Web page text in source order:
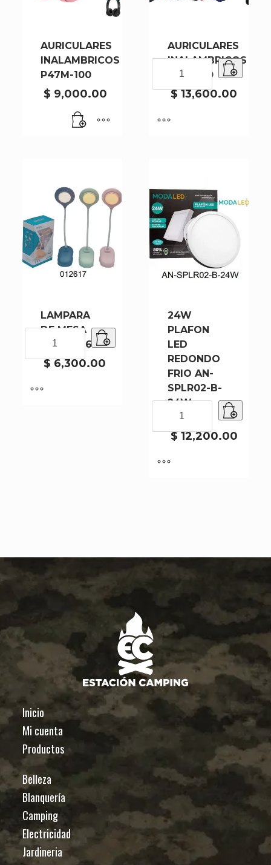
AURICULARES
INALAMBRICOS
P47M-100
$ 9,000.00
AURICULARES
INALAMBRICOS
B39-1-80
$13,600.00
INALAMBRICOS
B39-
80
LAMPARA
DE MESA
012617-96
$6,300.00
MESA
96
24W
PLAFON
LED
REDONDO
FRIO AN-
SPLR02-B-
24W-
6500k-
$12,200.00
PLAFON
LED
FRIO
Inicio
Mi cuenta
Productos
Belleza
Blanquería
Camping
Electricidad
Jardineria